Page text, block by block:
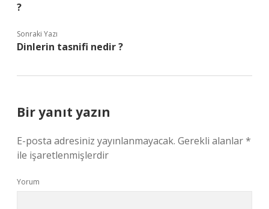
?
Sonraki Yazı
Dinlerin tasnifi nedir ?
Bir yanıt yazın
E-posta adresiniz yayınlanmayacak. Gerekli alanlar*
ile işaretlenmişlerdir
Yorum